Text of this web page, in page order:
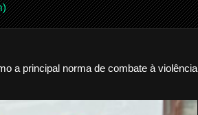
a principal norma de combate à violência